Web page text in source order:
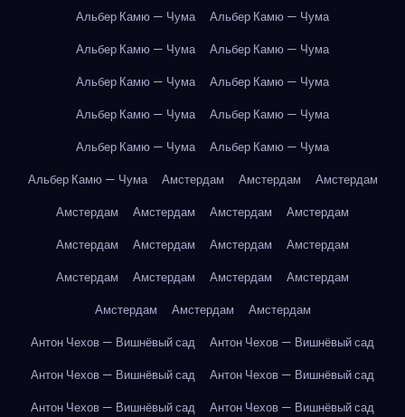
Альбер Камю — Чума
Альбер Камю — Чума
Альбер Камю — Чума
Альбер Камю — Чума
Альбер Камю — Чума
Альбер Камю — Чума
Альбер Камю — Чума
Альбер Камю — Чума
Альбер Камю — Чума
Альбер Камю — Чума
Альбер Камю — Чума
Амстердам Амстердам
Амстердам
Амстердам
Амстердам Амстердам
Амстердам
Амстердам
Амстердам Амстердам
Амстердам
Амстердам
Амстердам Амстердам
Амстердам
Амстердам
Амстердам
Амстердам
Антон Чехов — Вишнёвый сад
Антон Чехов — Вишнёвый сад
Антон Чехов — Вишнёвый сад
Антон Чехов — Вишнёвый сад
Антон Чехов — Вишнёвый сад
Антон Чехов — Вишнёвый сад